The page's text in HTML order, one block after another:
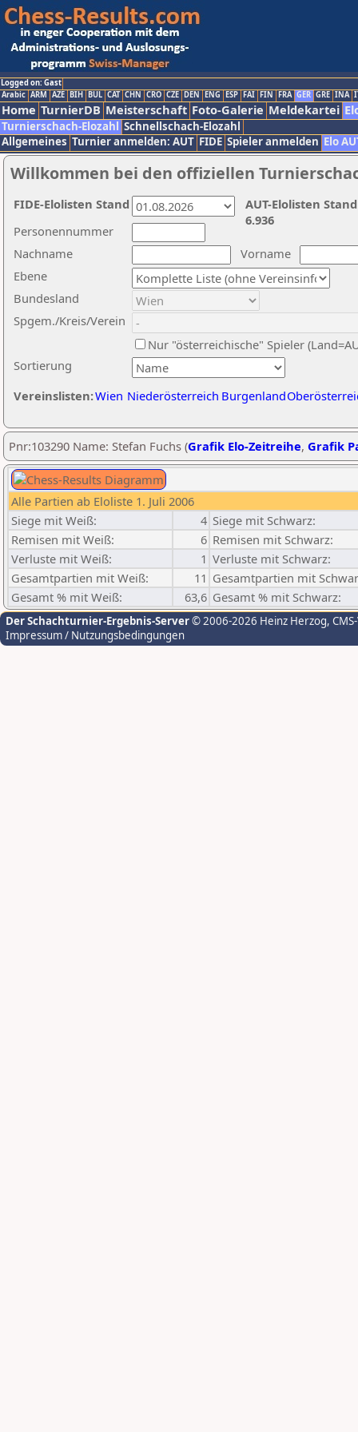
Logged on: Gast
Arabic ARM AZE BIH BUL CAT CHN CRO CZE DEN ENG ESP FAI FIN FRA GER GRE INA
Home TurnierDB Meisterschaft Foto-Galerie Meldekartei
Turnierschach-Elozahl Schnellschach-Elozahl
Allgemeines Turnier anmelden: AUT FIDE Spieler anmelden Elo
Willkommen bei den offiziellen
Nachname
Vorname
Ebene
Sortierung
Personennummer
Bundesland
Spgem./Kreis/Verein
Nur "österreichische" Spieler
Vereinslisten:Wien Niederösterreich Burgenland
AUT-Elolisten
6.936
FIDE-Elolisten Stand
Pnr:103290 Name: Stefan Fuchs (Grafik Elo-Zeitreihe, Grafik
Alle Partien ab Eloliste 1. Juli 2006
Siege mit Weiß:
4 Siege mit Schwarz:
Remisen mit Weiß:
6 Remisen mit Schwarz:
Verluste mit Weiß:
1 Verluste mit Schwarz:
Gesamtpartien mit Weiß:
11 Gesamtpartien mit
Gesamt % mit Weiß:
63,6 Gesamt % mit Schwarz:
Der Schachturnier-Ergebnis-Server© 2006-2026 Heinz Herzog,
Impressum / Nutzungsbedingungen